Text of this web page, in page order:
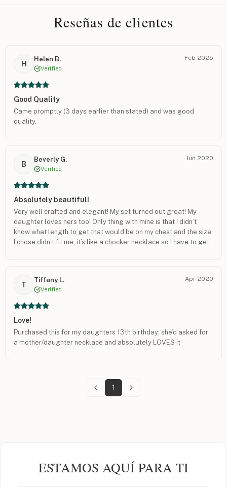
Reseñas de clientes
H
Helen B.
Verified
Feb 2025
Good Quality
Came promptly (3 days earlier than stated) and was good
quality.
B
Beverly G.
Verified
Jun 2020
Absolutely beautiful!
Very well crafted and elegant! My set turned out great! My
daughter loves hers too! Only thing with mine is that I didn’t
know what length to get that would be on my chest and the size
I chose didn’t fit me, it’s like a chocker necklace so I have to get
T
Tiffany L.
Verified
Apr 2020
Love!
Purchased this for my daughters 13th birthday; she’d asked for
a mother/daughter necklace and absolutely LOVES it
1
ESTAMOS AQUÍ PARA TI